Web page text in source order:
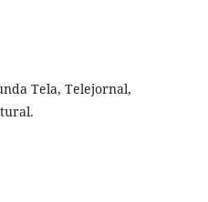
Tela, Telejornal,